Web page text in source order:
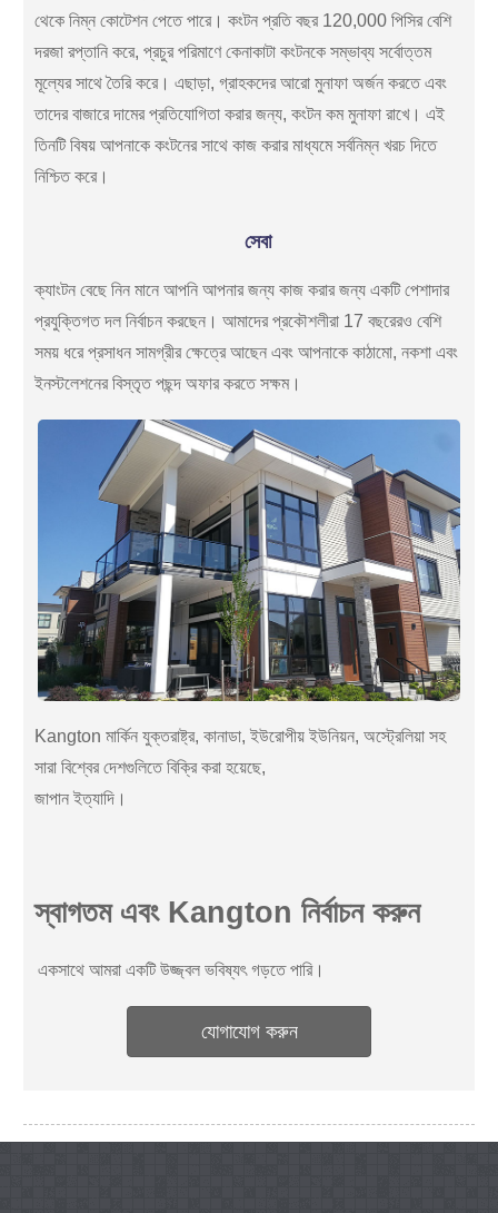
থেকে নিম্ন কোটেশন পেতে পারে। কংটন প্রতি বছর 120,000 পিসির বেশি
দরজা রপ্তানি করে, প্রচুর পরিমাণে কেনাকাটা কংটনকে সম্ভাব্য সর্বোত্তম
মূল্যের সাথে তৈরি করে। এছাড়া, গ্রাহকদের আরো মুনাফা অর্জন করতে এবং
তাদের বাজারে দামের প্রতিযোগিতা করার জন্য, কংটন কম মুনাফা রাখে। এই
তিনটি বিষয় আপনাকে কংটনের সাথে কাজ করার মাধ্যমে সর্বনিম্ন খরচ দিতে
নিশ্চিত করে।
সেবা
ক্যাংটন বেছে নিন মানে আপনি আপনার জন্য কাজ করার জন্য একটি পেশাদার
প্রযুক্তিগত দল নির্বাচন করছেন। আমাদের প্রকৌশলীরা 17 বছরেরও বেশি
সময় ধরে প্রসাধন সামগ্রীর ক্ষেত্রে আছেন এবং আপনাকে কাঠামো, নকশা এবং
ইনস্টলেশনের বিস্তৃত পছন্দ অফার করতে সক্ষম।
Kangton মার্কিন যুক্তরাষ্ট্র, কানাডা, ইউরোপীয় ইউনিয়ন, অস্ট্রেলিয়া সহ
সারা বিশ্বের দেশগুলিতে বিক্রি করা হয়েছে,
জাপান ইত্যাদি।
স্বাগতম এবং Kangton নির্বাচন করুন
একসাথে আমরা একটি উজ্জ্বল ভবিষ্যৎ গড়তে পারি।
যোগাযোগ করুন